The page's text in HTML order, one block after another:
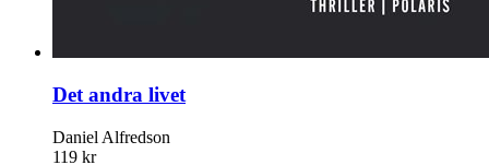
Det andra livet
Daniel Alfredson
119 kr